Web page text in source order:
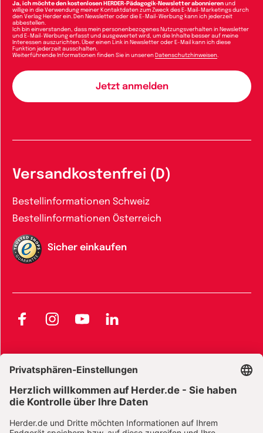
Ja, ich möchte den kostenlosen HERDER-Pädagogik-Newsletter abonnieren und
willige in die Verwendung meiner Kontaktdaten zum Zweck des E-Mail-Marketings durch
den Verlag Herder ein. Den Newsletter oder die E-Mail-Werbung kann ich jederzeit
abbestellen.
Ich bin einverstanden, dass mein personenbezogenes Nutzungsverhalten in Newsletter
und E-Mail-Werbung erfasst und ausgewertet wird, um die Inhalte besser auf meine
Interessen auszurichten. Über einen Link in Newsletter oder E-Mail kann ich diese
Funktion jederzeit ausschalten.
Weiterführende Informationen finden Sie in unseren Datenschutzhinweisen.
Versandkostenfrei (D)
Bestellinformationen Schweiz
Bestellinformationen Österreich
Sicher einkaufen
FacebookInstagramYouTubeLinkedIn
Widerrufsbelehrung E-Books
Widerrufsbelehrung Zeitschriften Datenschutz
Datenschutz Social Media Barrierefreiheit